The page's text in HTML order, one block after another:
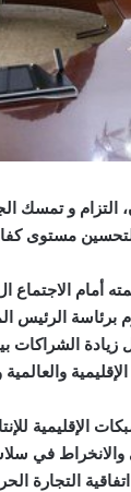
و تمسك
مستوى
برئاسة
زيادة الشراكات
الإقليمية
في
التجارة